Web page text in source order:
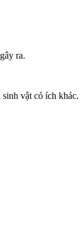
ra.
vật có ích khác.